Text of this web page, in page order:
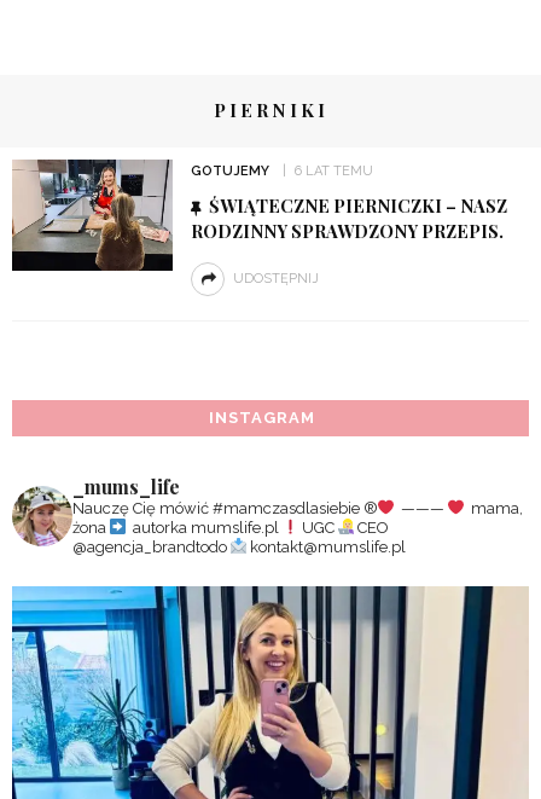
PIERNIKI
GOTUJEMY 6 LAT TEMU
ŚWIĄTECZNE PIERNICZKI – NASZ
RODZINNY SPRAWDZONY PRZEPIS.
UDOSTĘPNIJ
INSTAGRAM
_mums_life
Nauczę Cię mówić #mamczasdlasiebie ®️ ———
mama,
żona
autorka mumslife.pl UGC
CEO
@agencja_brandtodo
kontakt@mumslife.pl